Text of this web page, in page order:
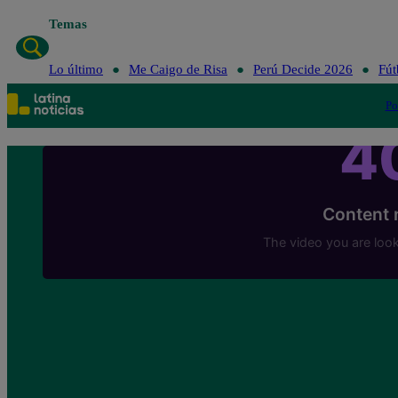
Temas
Lo último Me Caigo de Risa Perú Decide 2026